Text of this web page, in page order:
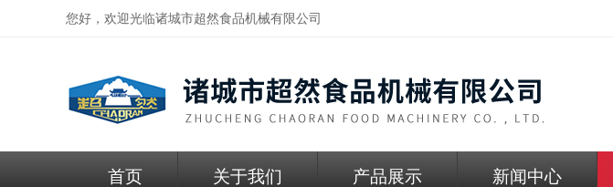
您好，欢迎光临诸城市超然食品机械有限公司
首页 关于我们 产品展示 新闻中心